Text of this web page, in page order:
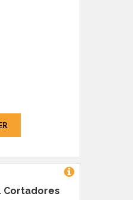
Cortadores